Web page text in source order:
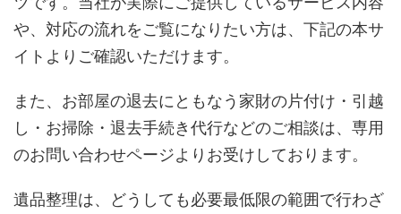
や、対応の流れをご覧になりたい方は、下記の本サ
イトよりご確認いただけます。
また、お部屋の退去にともなう家財の片付け・引越
し・お掃除・退去手続き代行などのご相談は、専用
のお問い合わせページよりお受けしております。
遺品整理は、どうしても必要最低限の範囲で行わざ